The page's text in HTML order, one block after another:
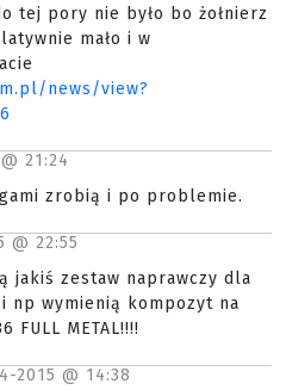
tej pory nie było bo żołnierz
mało i w
news/view?
21:24
zrobią i po problemie.
@ 22:55
jakiś zestaw naprawczy dla
np wymienią kompozyt na
FULL METAL!!!!
2015 @ 14:38